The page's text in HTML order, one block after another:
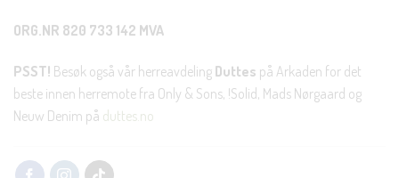
ORG.NR 820 733 142 MVA
PSST! Besøk også vår herreavdeling Duttes på Arkaden for det
beste innen herremote fra Only & Sons, !Solid, Mads Nørgaard og
Neuw Denim på duttes.no